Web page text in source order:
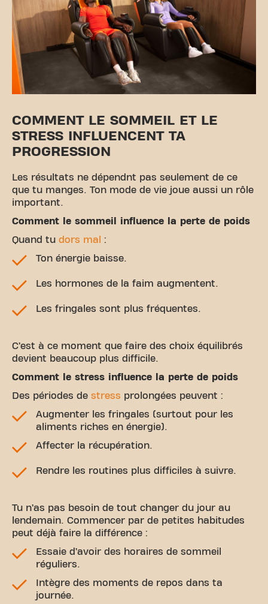
COMMENT LE SOMMEIL ET LE
STRESS INFLUENCENT TA
PROGRESSION
Les résultats ne dépendnt pas seulement de ce
que tu manges. Ton mode de vie joue aussi un rôle
important.
Comment le sommeil influence la perte de poids
Quand tu dors mal
:
Ton énergie baisse.
Les hormones de la faim augmentent.
Les fringales sont plus fréquentes.
C’est à ce moment que faire des choix équilibrés
devient beaucoup plus difficile.
Comment le stress influence la perte de poids
Des périodes de stress prolongées peuvent :
Augmenter les fringales (surtout pour les
aliments riches en énergie).
Affecter la récupération.
Rendre les routines plus difficiles à suivre.
Tu n’as pas besoin de tout changer du jour au
lendemain. Commencer par de petites habitudes
peut déjà faire la différence :
Essaie d’avoir des horaires de sommeil
réguliers.
Intègre des moments de repos dans ta
journée.